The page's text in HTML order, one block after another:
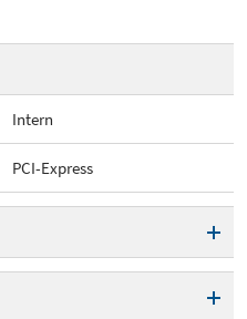
Intern
PCI-Express